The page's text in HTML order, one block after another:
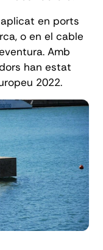
en ports
o en el cable
Amb
han estat
2022.